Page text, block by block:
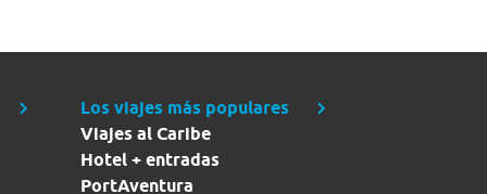
Los viajes más populares
Viajes al Caribe
Hotel + entradas
PortAventura